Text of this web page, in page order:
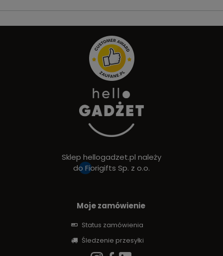
Sklep hellogadzet.pl należy
do Fiorigifts Sp. z o.o.
Moje zamówienie
Status zamówienia
Śledzenie przesyłki